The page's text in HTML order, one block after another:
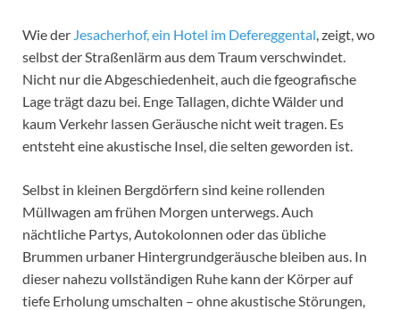
Wie der Jesacherhof, ein Hotel im Defereggental, zeigt, wo
selbst der Straßenlärm aus dem Traum verschwindet.
Nicht nur die Abgeschiedenheit, auch die fgeografische
Lage trägt dazu bei. Enge Tallagen, dichte Wälder und
kaum Verkehr lassen Geräusche nicht weit tragen. Es
entsteht eine akustische Insel, die selten geworden ist.
Selbst in kleinen Bergdörfern sind keine rollenden
Müllwagen am frühen Morgen unterwegs. Auch
nächtliche Partys, Autokolonnen oder das übliche
Brummen urbaner Hintergrundgeräusche bleiben aus. In
dieser nahezu vollständigen Ruhe kann der Körper auf
tiefe Erholung umschalten – ohne akustische Störungen,